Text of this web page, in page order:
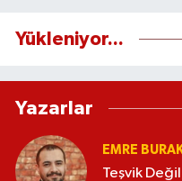
Yükleniyor...
Yazarlar
EMRE
Teşvik